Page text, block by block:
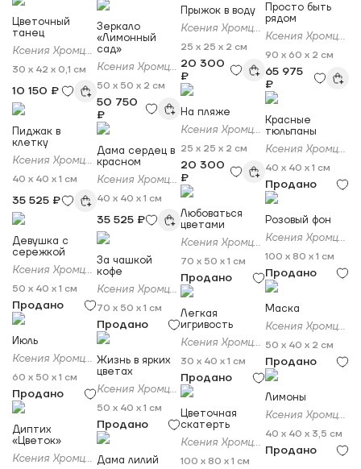
Цветочный
танец
Ксения Хромцова
30 x 42 x 0,1 см
10 150 ₽
Пиджак в
клетку
Ксения Хромцова
40 x 40 x 1 см
35 525 ₽
Девушка с
сережкой
Ксения Хромцова
50 x 40 x 1 см
Продано
Июль
Ксения Хромцова
60 x 50 x 1 см
Продано
Диптих
«Цветок»
Ксения Хромцова
Зеркало
«Лимонный
сад»
Ксения Хромцова
50 x 50 x 2 см
50 750
₽
Дама сердец в
красном
Ксения Хромцова
40 x 40 x 1 см
35 525 ₽
За чашкой
кофе
Ксения Хромцова
70 x 50 x 1 см
Продано
Жизнь в ярких
цветах
Ксения Хромцова
50 x 40 x 1 см
Продано
Дама лилий
Прыжок в воду
Ксения Хромцова
25 x 25 x 2 см
20 300
₽
На пляже
Ксения Хромцова
25 x 25 x 2 см
20 300
₽
Любоваться
цветами
Ксения Хромцова
70 x 50 x 1 см
Продано
Легкая
игривость
Ксения Хромцова
30 x 40 x 1 см
Продано
Цветочная
скатерть
Ксения Хромцова
100 x 80 x 1 см
Просто быть
рядом
Ксения Хромцова
90 x 60 x 2 см
65 975
₽
Красные
тюльпаны
Ксения Хромцова
40 x 40 x 1 см
Продано
Розовый фон
Ксения Хромцова
100 x 80 x 1 см
Продано
Маска
Ксения Хромцова
50 x 40 x 2 см
Продано
Лимоны
Ксения Хромцова
40 x 40 x 3,5 см
Продано